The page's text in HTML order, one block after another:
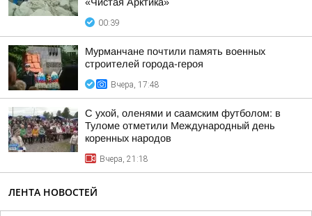
00:39
Мурманчане почтили память военных
строителей города-героя
Вчера, 17:48
С ухой, оленями и саамским футболом: в
Туломе отметили Международный день
коренных народов
Вчера, 21:18
ЛЕНТА НОВОСТЕЙ